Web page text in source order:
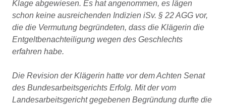
Klage abgewiesen. Es hat angenommen, es lägen
schon keine ausreichenden Indizien iSv. § 22 AGG vor,
die die Vermutung begründeten, dass die Klägerin die
Entgeltbenachteiligung wegen des Geschlechts
erfahren habe.
Die Revision der Klägerin hatte vor dem Achten Senat
des Bundesarbeitsgerichts Erfolg. Mit der vom
Landesarbeitsgericht gegebenen Begründung durfte die